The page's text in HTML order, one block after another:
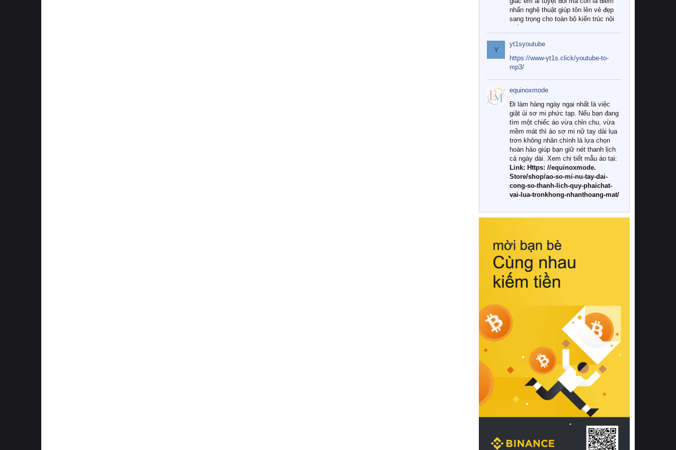
nhấn nghệ thuật giúp tôn lên vẻ đẹp
sang trọng cho toàn bộ kiến trúc nội
Tuy nhiên, giữa thị trường đa dạng
với vô vàn thương hiệu và mẫu mã
như hiện nay, làm thế nào để chọn
được những bộ chăn ga gối đệm cao
cấp thực sự chất lượng, phù hợp với
khí hậu và nhu cầu sử dụng của gia
đình? Hãy cùng chúng tôi đi tìm lời
giải đáp chi tiết qua bài viết dưới đây.
1. Tại sao các gia đình hiện đại lại ưa
chuộng chăn ga gối đệm cao cấp?
Khác với các dòng sản phẩm thông
thường, những bộ chăn ga gối đệm
cao cấp trải qua quy trình sản xuất
nghiêm ngặt từ khâu chọn lọc nguyên
liệu tự nhiên đến công nghệ dệt
nhuộm hiện đại không chứa hóa chất
này, bạn sẽ cảm nhận rõ rệt sự khác
hồi chuẩn xác của phần đệm nâng đỡ
cột sống.
Bên cạnh đó, việc lựa chọn các dòng
sản phẩm đạt chuẩn chất lượng quốc
tế còn giúp ngăn ngừa tình trạng kích
khuẩn và nấm mốc trong điều kiện
thời tiết nóng ẩm. Bạn có thể tìm hiểu
thêm các nghiên cứu khoa học về tác
động của giấc ngủ và môi trường
phòng ngủ đối với sức khỏe con
người tại Sleep Foundation (External
Link) để có cái nhìn toàn diện hơn.
2. Các tiêu chí vàng khi lựa chọn
chăn ga gối đệm cao cấp cho phòng
ngủ
Để sở hữu một bộ chăn ga gối đệm
cao cấp hoàn hảo cả về thẩm mỹ lẫn
công năng, người tiêu dùng cần cân
nhắc kỹ lưỡng các tiêu chí quan trọng
Y
yt1syoutube
https://www-yt1s.click/youtube-to-
mp3/
equinoxmode
Đi làm hàng ngày ngại nhất là việc
giặt ủi sơ mi phức tạp. Nếu bạn đang
tìm một chiếc áo vừa chỉn chu, vừa
mềm mát thì áo sơ mi nữ tay dài lụa
trơn không nhăn chính là lựa chọn
hoàn hảo giúp bạn giữ nét thanh lịch
cả ngày dài. Xem chi tiết mẫu áo tại:
Link: Https: //equinoxmode.
Store/shop/ao-so-mi-nu-tay-dai-
cong-so-thanh-lich-quy-phaichat-
vai-lua-tronkhong-nhanthoang-mat/